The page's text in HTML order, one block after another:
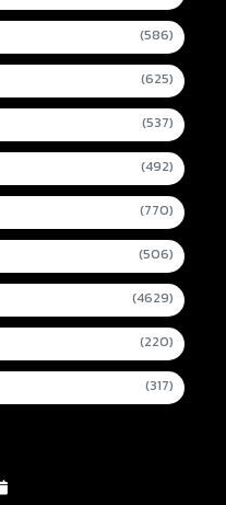
(586)
(625)
(537)
(492)
(770)
(506)
(4629)
(220)
(317)